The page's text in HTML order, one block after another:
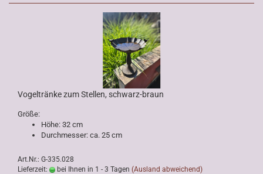
Vogeltränke zum Stellen, schwarz-braun
Größe:
Höhe: 32 cm
Durchmesser: ca. 25 cm
Art.Nr.: G-335.028
Lieferzeit:
bei Ihnen in 1 - 3 Tagen (Ausland abweichend)